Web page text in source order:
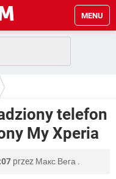
MENU
telefon
My Xperia
przez Макс Вега .